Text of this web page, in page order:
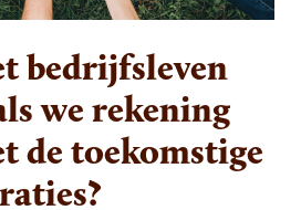
bedrijfsleven
we rekening
de toekomstige